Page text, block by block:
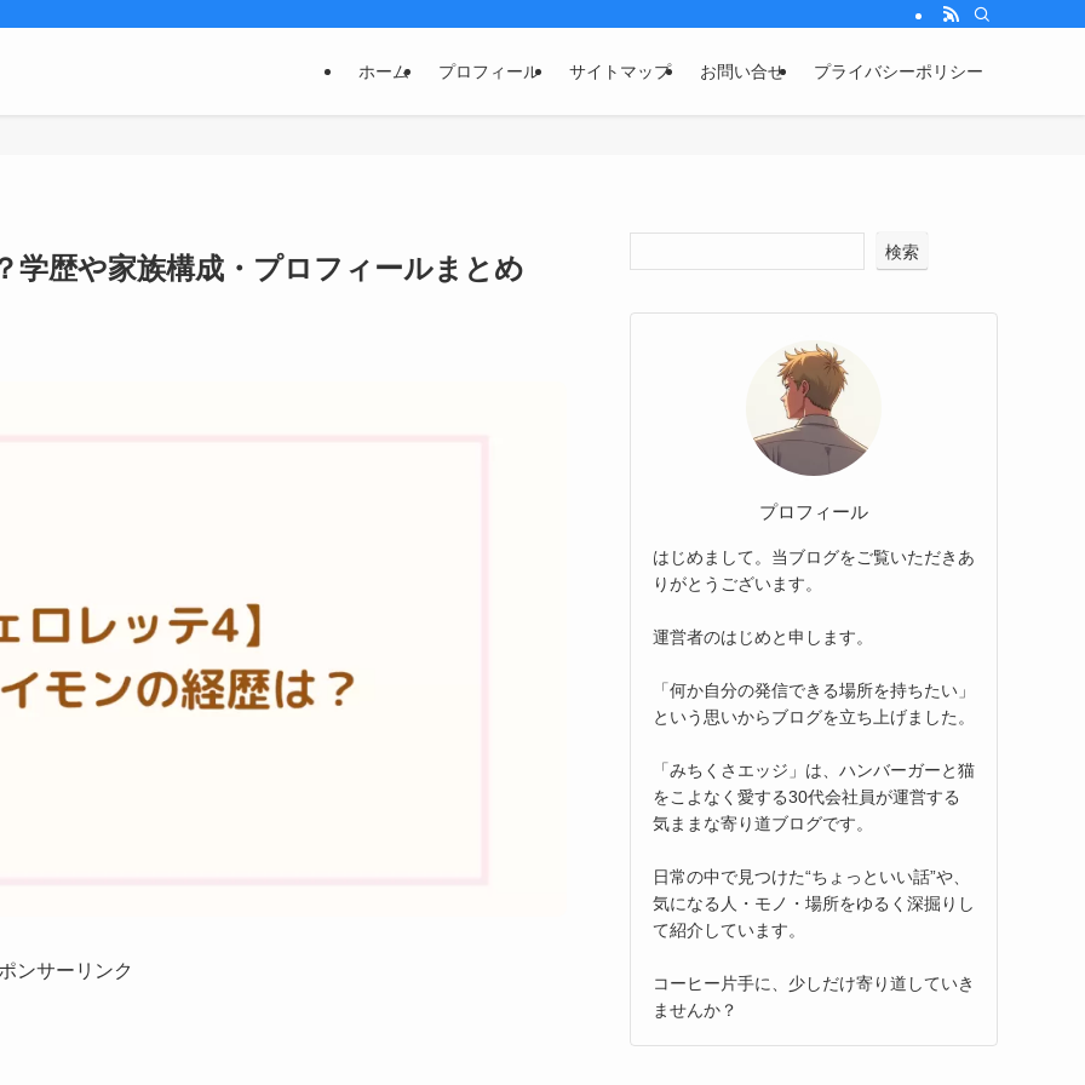
ホーム プロフィール サイトマップ お問い合せ プライバシーポリシー
学歴や家族構成・プロフィールまとめ
ンサーリンク
検索
プロフィール
はじめまして。当ブログをご覧いただきあ
りがとうございます。
運営者のはじめと申します。
「何か自分の発信できる場所を持ちたい」
という思いからブログを立ち上げました。
「みちくさエッジ」は、ハンバーガーと猫
をこよなく愛する30代会社員が運営する
気ままな寄り道ブログです。
日常の中で見つけた“ちょっといい話”や、
気になる人・モノ・場所をゆるく深掘りし
て紹介しています。
コーヒー片手に、少しだけ寄り道していき
ませんか？